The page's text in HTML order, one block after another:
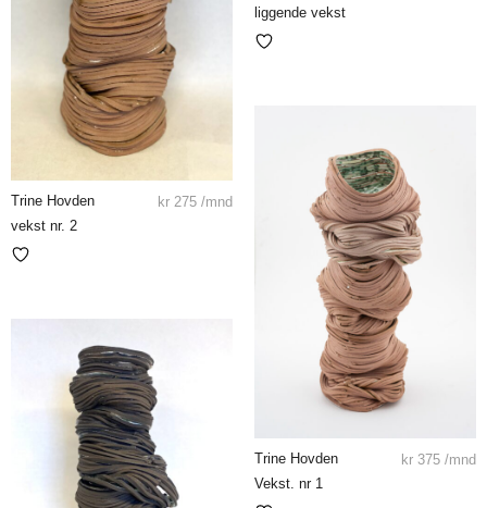
Trine Hovden
vekst nr. 2
kr 275 /mnd
liggende vekst
Trine Hovden
Vekst. nr 1
kr 375 /mnd